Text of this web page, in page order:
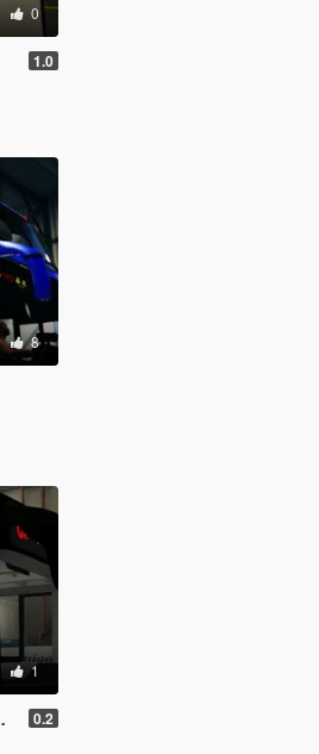
0
1.0
8
1
0.2